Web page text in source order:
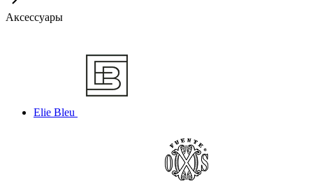
Аксессуары
Elie Bleu